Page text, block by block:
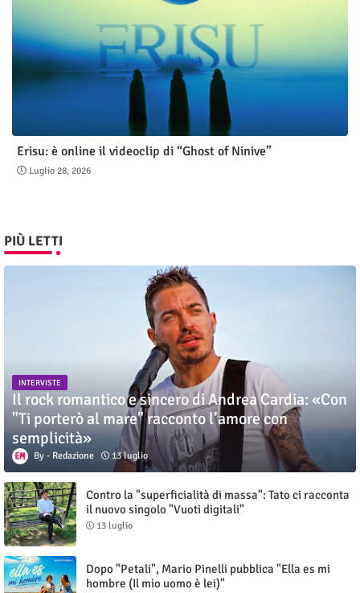
Erisu: è online il videoclip di “Ghost of Ninive”
Luglio 28, 2026
PIÙ LETTI
INTERVISTE
Il rock romantico e sincero di Andrea Cardia: «Con
"Ti porterò al mare" racconto l’amore con
semplicità»
Redazione 13 luglio
Contro la "superficialità di massa": Tato ci racconta
il nuovo singolo "Vuoti digitali"
13 luglio
Dopo "Petali", Mario Pinelli pubblica "Ella es mi
hombre (Il mio uomo è lei)"